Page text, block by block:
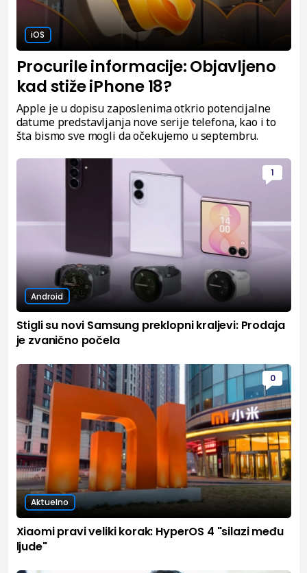
iOS
Procurile informacije: Objavljeno
kad stiže iPhone 18?
Apple je u dopisu zaposlenima otkrio potencijalne
datume predstavljanja nove serije telefona, kao i to
šta bismo sve mogli da očekujemo u septembru.
1
Android
Stigli su novi Samsung preklopni kraljevi: Prodaja
je zvanično počela
0
Aktuelno
Xiaomi pravi veliki korak: HyperOS 4 "silazi među
ljude"